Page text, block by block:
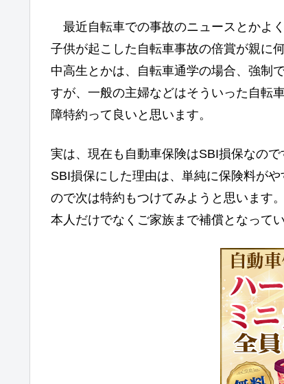
最近自転車での事故のニュースとかよ
子供が起こした自転車事故の倍賞が親に
中高生とかは、自転車通学の場合、強制
すが、一般の主婦などはそういった自転
障特約って良いと思います。
実は、現在も自動車保険はSBI損保なの
SBI損保にした理由は、単純に保険料が
ので次は特約もつけてみようと思います。
本人だけでなくご家族まで補償となって